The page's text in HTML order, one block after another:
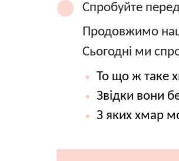
Спробуйте
Продовжимо
Сьогодні ми
То що ж таке
Звідки вони
З яких хмар